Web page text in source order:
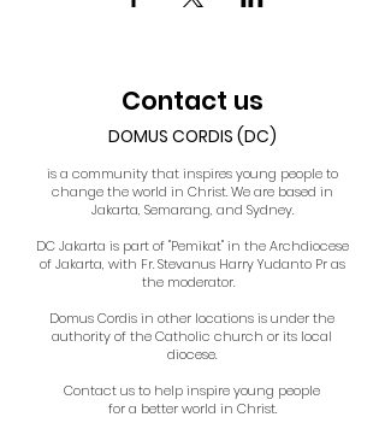
Contact us
DOMUS CORDIS (DC)
is a community that inspires young people to
change the world in Christ. We are based in
Jakarta, Semarang, and Sydney.
DC Jakarta is part of "Pemikat" in the Archdiocese
of Jakarta, with Fr. Stevanus Harry Yudanto Pr as
the moderator.
Domus Cordis in other locations is under the
authority of the Catholic church or its local
diocese.
Contact us to help inspire young people
for a better world in Christ.